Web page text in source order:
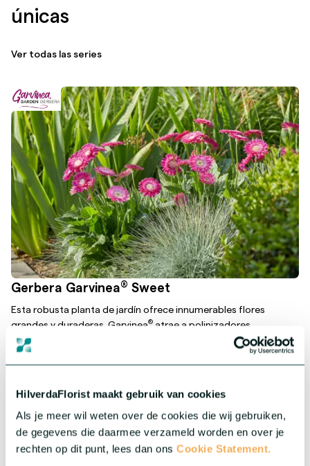
HilverdaFlorist maakt gebruik van cookies
Als je meer wil weten over de cookies die wij gebruiken,
de gegevens die daarmee verzameld worden en over je
rechten op dit punt, lees dan ons Cookie Statement.
únicas
Ver todas las series
Gerbera Garvinea® Sweet
Esta robusta planta de jardín ofrece innumerables flores
grandes y duraderas. Garvinea® atrae a polinizadores
beneficiosos como abejas y mariposas. Al mismo tiempo,
presenta una alta resistencia a plagas y enfermedades.